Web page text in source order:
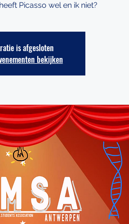
Picasso wel en ik niet?
is afgesloten
bekijken